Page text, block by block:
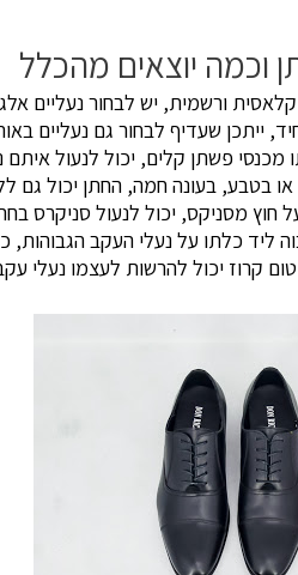
וכמה יוצאים מהכלל
ורשמית, יש לבחור נעליים
ייתכן שעדיף לבחור גם נעליים
מכנסי פשתן קלים, יכול לנעול
בטבע, בעונה חמה, החתן יכול גם
מסניקס, יכול לנעול סניקרס
ליד כלתו על נעלי העקב
קרוז יכול להרשות לעצמו נעלי